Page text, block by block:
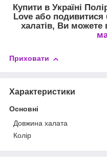
Купити в Україні
Love або подивитися
халатів, Ви можете
Приховати
Характеристики
Основні
Довжина халата
Колір